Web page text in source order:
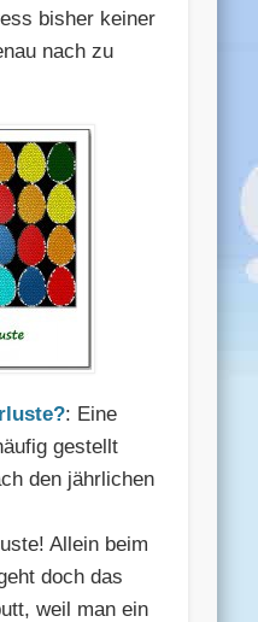
bisher keiner
nach zu
: Eine
gestellt
den jährlichen
Allein beim
doch das
weil man ein